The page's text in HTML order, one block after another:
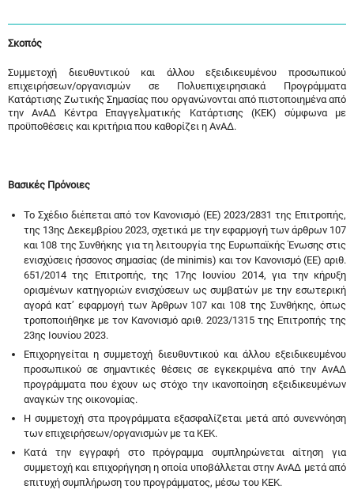
Σκοπός
Συμμετοχή διευθυντικού και άλλου εξειδικευμένου προσωπικού
επιχειρήσεων/οργανισμών σε Πολυεπιχειρησιακά Προγράμματα
Κατάρτισης Ζωτικής Σημασίας που οργανώνονται από πιστοποιημένα από
την ΑνΑΔ Κέντρα Επαγγελματικής Κατάρτισης (ΚΕΚ) σύμφωνα με
προϋποθέσεις και κριτήρια που καθορίζει η ΑνΑΔ.
Βασικές Πρόνοιες
Το Σχέδιο διέπεται από τον Κανονισμό (ΕΕ) 2023/2831 της Επιτροπής,
της 13ης Δεκεμβρίου 2023, σχετικά με την εφαρμογή των άρθρων 107
και 108 της Συνθήκης για τη λειτουργία της Ευρωπαϊκής Ένωσης στις
ενισχύσεις ήσσονος σημασίας (de minimis) και τον Κανονισμό (ΕΕ) αριθ.
651/2014 της Επιτροπής, της 17ης Ιουνίου 2014, για την κήρυξη
ορισμένων κατηγοριών ενισχύσεων ως συμβατών με την εσωτερική
αγορά κατ’ εφαρμογή των Άρθρων 107 και 108 της Συνθήκης, όπως
τροποποιήθηκε με τον Κανονισμό αριθ. 2023/1315 της Επιτροπής της
23ης Ιουνίου 2023.
Επιχορηγείται η συμμετοχή διευθυντικού και άλλου εξειδικευμένου
προσωπικού σε σημαντικές θέσεις σε εγκεκριμένα από την ΑνΑΔ
προγράμματα που έχουν ως στόχο την ικανοποίηση εξειδικευμένων
αναγκών της οικονομίας.
Η συμμετοχή στα προγράμματα εξασφαλίζεται μετά από συνεννόηση
των επιχειρήσεων/οργανισμών με τα ΚΕΚ.
Κατά την εγγραφή στο πρόγραμμα συμπληρώνεται αίτηση για
συμμετοχή και επιχορήγηση η οποία υποβάλλεται στην ΑνΑΔ μετά από
επιτυχή συμπλήρωση του προγράμματος, μέσω του ΚΕΚ.